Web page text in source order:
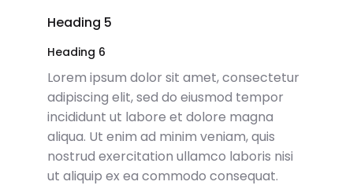
Heading 5
Heading 6
Lorem ipsum dolor sit amet, consectetur
adipiscing elit, sed do eiusmod tempor
incididunt ut labore et dolore magna
aliqua. Ut enim ad minim veniam, quis
nostrud exercitation ullamco laboris nisi
ut aliquip ex ea commodo consequat.